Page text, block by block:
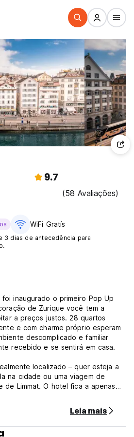
9.7
(58 Avaliações)
WiFi Gratís
3 dias de antecedência para
inaugurado o primeiro Pop Up
de Zurique você tem a
a preços justos. 28 quartos
e com charme próprio esperam
descomplicado e familiar
recebido e se sentirá em casa.
localizado – quer esteja a
na cidade ou uma viagem de
de Limmat. O hotel fica a apenas
a pé ou de transporte
recentemente renovados e
Leia mais